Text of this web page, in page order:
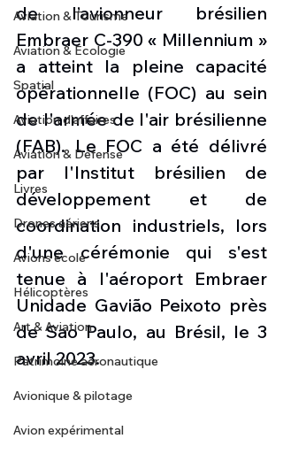
Aviation & Tourisme
Aviation & Ecologie
Spatial
Aviation d'affaires
Aviation & Défense
Livres
Drones aériens
Avions école
Hélicoptères
Art & Aviation
Patrimoine aéronautique
Avionique & pilotage
Avion expérimental
de l’avionneur brésilien
Embraer C-390 « Millennium »
a atteint la pleine capacité
opérationnelle (FOC) au sein
de l'armée de l'air brésilienne
(FAB). Le FOC a été délivré
par l'Institut brésilien de
développement et de
coordination industriels, lors
d'une cérémonie qui s'est
tenue à l'aéroport Embraer
Unidade Gavião Peixoto près
de Sao Paulo, au Brésil, le 3
avril 2023.